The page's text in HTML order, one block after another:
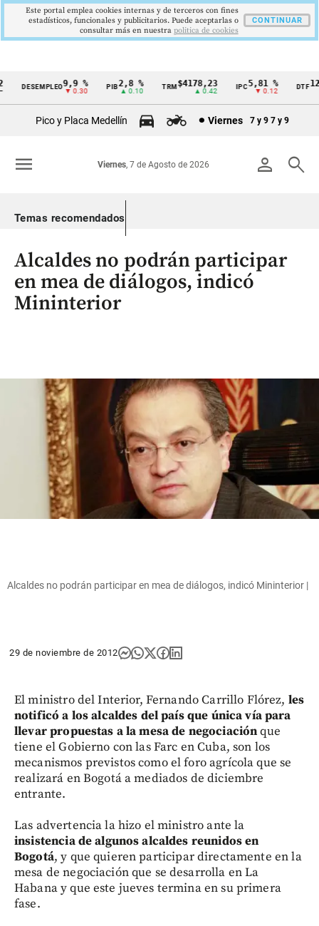
Cintillo
Colombia
DESEMPLEO9,9 %
▼ 0.30
2,8 %
▲ 0.10
TRM$4178,23
▲ 0.42
5,81 %
▼ 0.12
DTF
Pico y Placa Medellín Viernes 7 y 9 7 y 9
person search
Viernes, 7 de Agosto de 2026
menu
Temas recomendados
Alcaldes no podrán participar
en mea de diálogos, indicó
Mininterior
Alcaldes no podrán participar en mea de diálogos, indicó Mininterior |
29 de noviembre de 2012
El ministro del Interior, Fernando Carrillo Flórez, les
notificó a los alcaldes del país que única vía para
llevar propuestas a la mesa de negociaciónque
tiene el Gobierno con las Farc en Cuba, son los
mecanismos previstos como el foro agrícola que se
realizará en Bogotá a mediados de diciembre
entrante.
Las advertencia la hizo el ministro ante la
insistencia de algunos alcaldes reunidos en
Bogotá, y que quieren participar directamente en la
mesa de negociación que se desarrolla en La
Habana y que este jueves termina en su primera
fase.
Este portal emplea cookies internas y de terceros con fines
estadísticos, funcionales y publicitarios. Puede aceptarlas o
consultar más en nuestra politica de cookies
CONTINUAR